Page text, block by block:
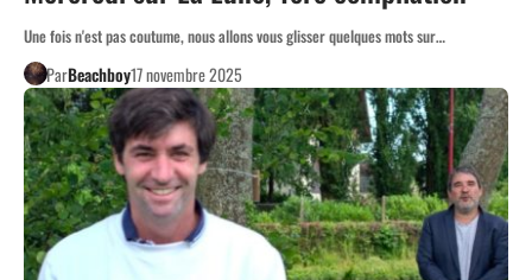
Une fois n'est pas coutume, nous allons vous glisser quelques mots sur…
ParBeachboy17 novembre 2025